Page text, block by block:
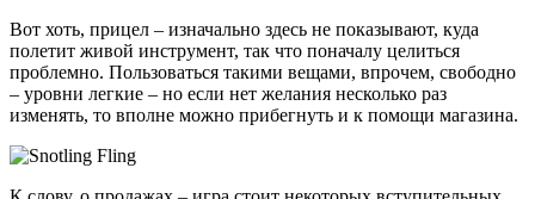
Вот хоть, прицел – изначально здесь не показывают, куда
полетит живой инструмент, так что поначалу целиться
проблемно. Пользоваться такими вещами, впрочем, свободно
– уровни легкие – но если нет желания несколько раз
изменять, то вполне можно прибегнуть и к помощи магазина.